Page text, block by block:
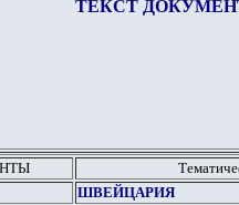
ТЕКСТ
ШВЕЙЦАРИЯ